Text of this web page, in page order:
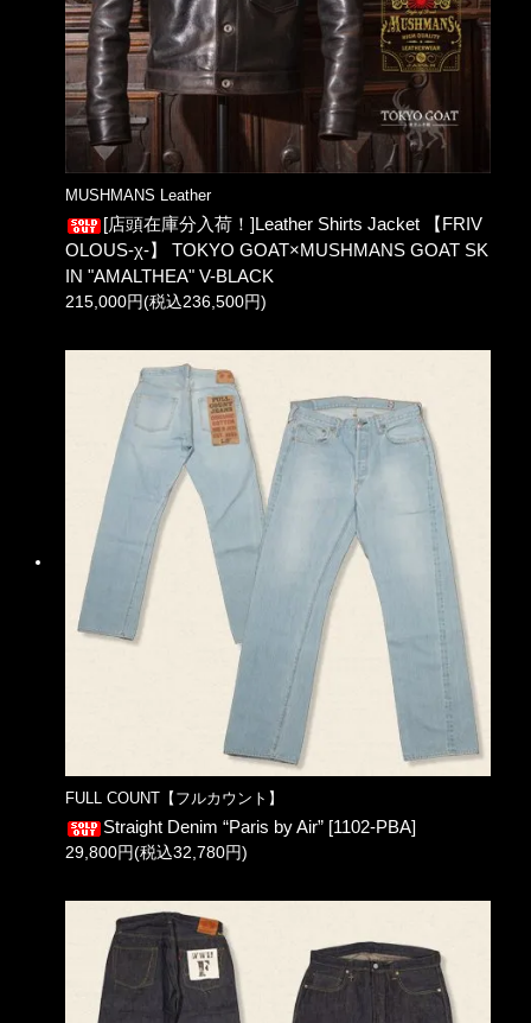
MUSHMANS Leather
[店頭在庫分入荷！]Leather Shirts Jacket 【FRIV
OLOUS-χ-】 TOKYO GOAT×MUSHMANS GOAT SK
IN "AMALTHEA" V-BLACK
215,000円(税込236,500円)
FULL COUNT【フルカウント】
Straight Denim “Paris by Air” [1102-PBA]
29,800円(税込32,780円)